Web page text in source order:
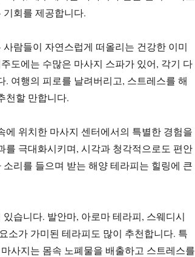
회를 제공합니다.
람들이 자연스럽게 떠올리는 건강한 이미
도에는 수많은 마사지 스파가 있어, 각기 다
여행의 피로를 날려버리고, 스트레스를 해
천할 만합니다.
위치한 마사지 센터에서의 특별한 경험을
극대화시키며, 시각과 청각적으로도 편안
리를 들으며 받는 해양 테라피는 힐링에 큰
습니다. 발안마, 아로마 테라피, 스웨디시
소가 가미된 테라피도 많이 추천합니다. 특
사지는 몸속 노폐물을 배출하고 스트레스를